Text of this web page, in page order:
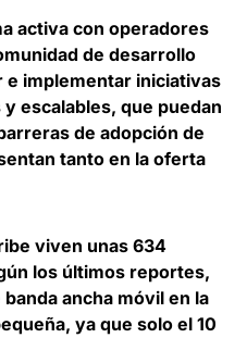
activa con operadores
de desarrollo
e implementar iniciativas
escalables, que puedan
de adopción de
tanto en la oferta
viven unas 634
los últimos reportes,
ancha móvil en la
ya que solo el 10